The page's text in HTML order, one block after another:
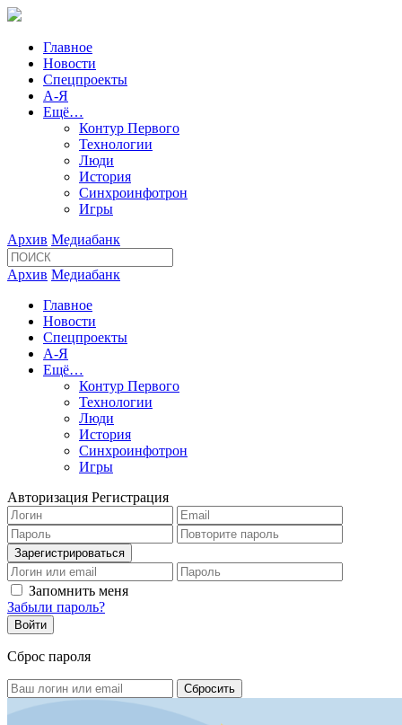
Главное
Новости
Спецпроекты
А-Я
Ещё…
Контур Первого
Технологии
Люди
История
Синхроинфотрон
Игры
Архив Медиабанк
Архив Медиабанк
Главное
Новости
Спецпроекты
А-Я
Ещё…
Контур Первого
Технологии
Люди
История
Синхроинфотрон
Игры
Авторизация Регистрация
Запомнить меня
Забыли пароль?
Сброс пароля